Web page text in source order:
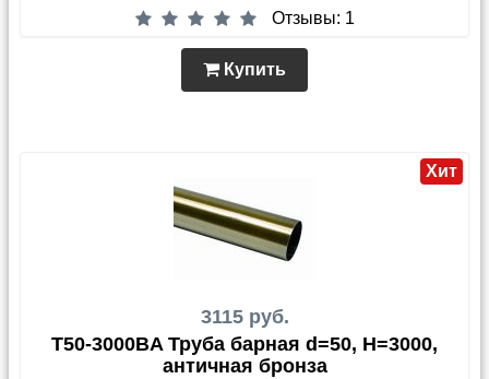
Отзывы: 1
Купить
3115 руб.
Хит
T50-3000BA Труба барная d=50, Н=3000,
античная бронза